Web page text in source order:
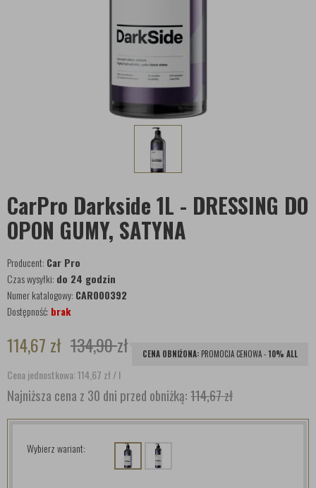
CarPro Darkside 1L - DRESSING DO
OPON GUMY, SATYNA
Producent: Car Pro
Czas wysyłki: do 24 godzin
Numer katalogowy: CAR000392
Dostępność: brak
114,67 zł 134,90zł CENA OBNIŻONA: PROMOCJA CENOWA -10% ALL
Cena jednostkowa: 114,67 zł/ l
Najniższa cena z 30 dni przed obniżką:114,67 zł
Wybierz wariant: